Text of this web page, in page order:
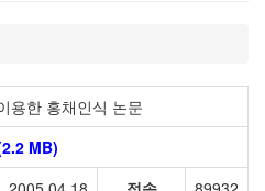
용한 홍채인식 논문
MB)